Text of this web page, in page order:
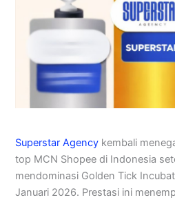
Superstar Agency kembali
top MCN Shopee di Indonesia
mendominasi Golden Tick
Januari 2026. Prestasi ini